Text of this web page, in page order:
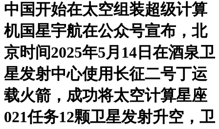
中国开始在太空组装超级计算
机国星宇航在公众号宣布，北
京时间2025年5月14日在酒泉卫
星发射中心使用长征二号丁运
载火箭，成功将太空计算星座
021任务12颗卫星发射升空，卫